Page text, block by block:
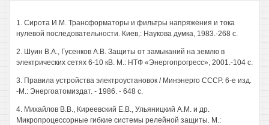
1. Сирота И.М. Трансформаторы и фильтры напряжения и тока
нулевой последовательности. Киев,: Наукова думка, 1983.-268 с.
2. Шуин В.А., Гусенков А.В. Защиты от замыканий на землю в
электрических сетях 6-10 кВ. М.: НТФ «Энергопрогресс», 2001.-104 с.
3. Правила устройства электроустановок / Минэнерго СССР. 6-е изд.
-М.: Энергоатомиздат. - 1986. - 648 с.
4. Михайлов В.В., Киреевский Е.В., Ульяницкий A.M. и др.
Микропроцессорные гибкие системы релейной защиты. М.: